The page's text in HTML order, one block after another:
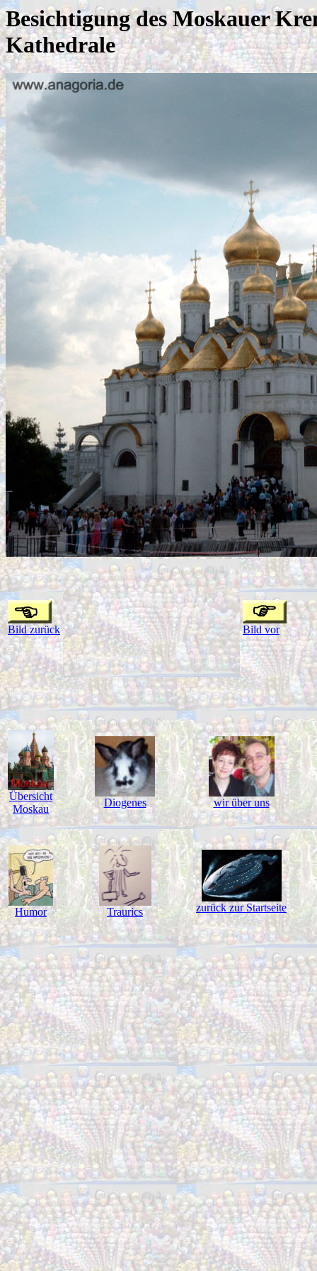
Besichtigung des Moskauer
Kathedrale
Bild zurück Bild vor
Übersicht
Moskau
Diogenes wir über uns
Humor Traurics zurück zur Startseite